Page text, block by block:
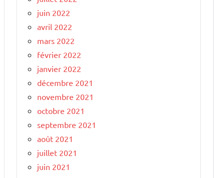
juin 2022
avril 2022
mars 2022
février 2022
janvier 2022
décembre 2021
novembre 2021
octobre 2021
septembre 2021
août 2021
juillet 2021
juin 2021